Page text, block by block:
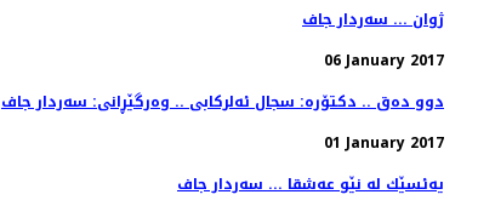
ژوان ... سەردار جاف
06 January 2017
دوو ده‌ق .. دكتۆره‌: سجال ئه‌لركابی .. وه‌رگێڕانی: سه‌ردار جاف
01 January 2017
یه‌ئسێك له‌ نێو عه‌شقا ... سه‌ردار جاف